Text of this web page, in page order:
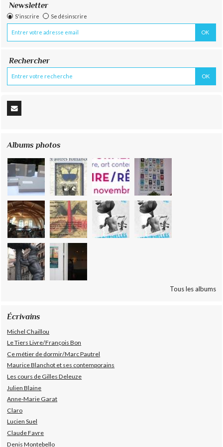
Newsletter
S'inscrire Se désinscrire
Rechercher
Albums photos
Tous les albums
Écrivains
Michel Chaillou
Le Tiers Livre/François Bon
Ce métier de dormir/Marc Pautrel
Maurice Blanchot et ses contemporains
Les cours de Gilles Deleuze
Julien Blaine
Anne-Marie Garat
Claro
Lucien Suel
Claude Favre
Denis Montebello